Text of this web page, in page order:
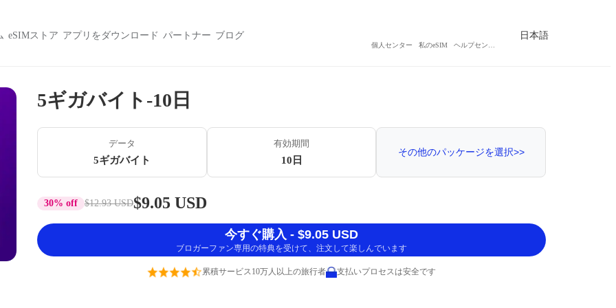
eSIMストア アプリをダウンロード パートナー ブログ
個人センター 私のeSIM
日本語
5ギガバイト-10日
データ
5ギガバイト
有効期間
10日
その他のパッケージを選択>>
30% off $12.93 USD$9.05 USD
今すぐ購入 - $9.05 USD
ブロガーファン専用の特典を受けて、注文して楽しんでいます
累積サービス10万人以上の旅行者 支払いプロセスは安全です